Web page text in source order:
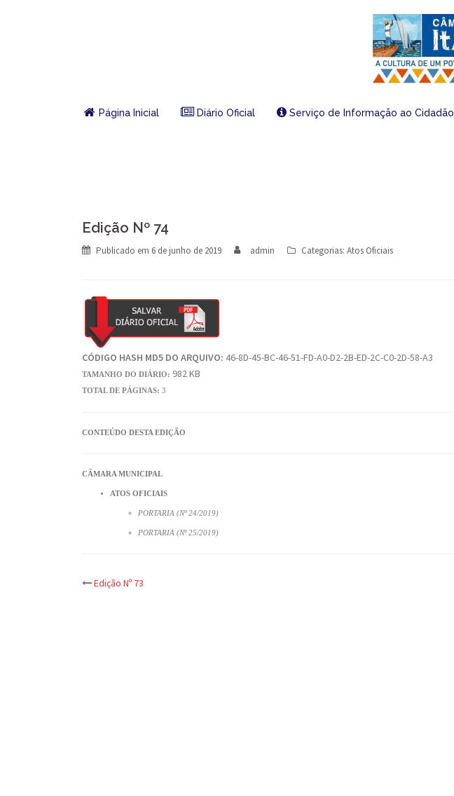
Página Inicial Diário Oficial Serviço de Informação ao Cidadão
Edição Nº 74
Publicado em 6 de junho de 2019 admin Categorias: Atos Oficiais
CÓDIGO HASH MD5 DO ARQUIVO: 46-8D-45-BC-46-51-FD-A0-D2-2B-ED-2C-C0-2D-58-A3
TAMANHO DO DIÁRIO: 982 KB
TOTAL DE PÁGINAS: 3
CONTEÚDO DESTA EDIÇÃO
CÂMARA MUNICIPAL
ATOS OFICIAIS
PORTARIA (Nº 24/2019)
PORTARIA (Nº 25/2019)
Post
Edição Nº 73